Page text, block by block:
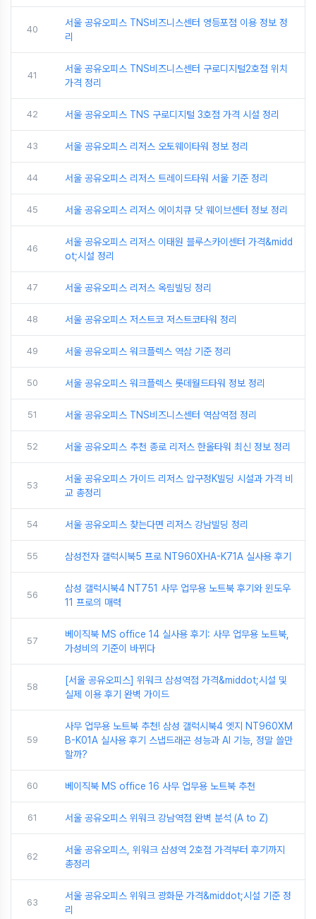
40
서울 공유오피스 TNS비즈니스센터 영등포점 이용 정보 정
리
41
서울 공유오피스 TNS비즈니스센터 구로디지털2호점 위치
가격 정리
42 서울 공유오피스 TNS 구로디지털 3호점 가격 시설 정리
43 서울 공유오피스 리저스 오토웨이타워 정보 정리
44 서울 공유오피스 리저스 트레이드타워 서울 기준 정리
45 서울 공유오피스 리저스 에이치큐 닷 웨이브센터 정보 정리
46
서울 공유오피스 리저스 이태원 블루스카이센터 가격&midd
ot;시설 정리
47 서울 공유오피스 리저스 옥림빌딩 정리
48 서울 공유오피스 저스트코 저스트코타워 정리
49 서울 공유오피스 워크플렉스 역삼 기준 정리
50 서울 공유오피스 워크플렉스 롯데월드타워 정보 정리
51 서울 공유오피스 TNS비즈니스센터 역삼역점 정리
52 서울 공유오피스 추천 종로 리저스 한올타워 최신 정보 정리
53
서울 공유오피스 가이드 리저스 압구정K빌딩 시설과 가격 비
교 총정리
54 서울 공유오피스 찾는다면 리저스 강남빌딩 정리
55 삼성전자 갤럭시북5 프로 NT960XHA-K71A 실사용 후기
56
삼성 갤럭시북4 NT751 사무 업무용 노트북 후기와 윈도우
11 프로의 매력
57
베이직북 MS office 14 실사용 후기: 사무 업무용 노트북,
가성비의 기준이 바뀌다
58
[서울 공유오피스] 위워크 삼성역점 가격&middot;시설 및
실제 이용 후기 완벽 가이드
59
사무 업무용 노트북 추천! 삼성 갤럭시북4 엣지 NT960XM
B-K01A 실사용 후기 스냅드래곤 성능과 AI 기능, 정말 쓸만
할까?
60 베이직북 MS office 16 사무 업무용 노트북 추천
61 서울 공유오피스 위워크 강남역점 완벽 분석 (A to Z)
62
서울 공유오피스, 위워크 삼성역 2호점 가격부터 후기까지
총정리
63
서울 공유오피스 위워크 광화문 가격&middot;시설 기준 정
리